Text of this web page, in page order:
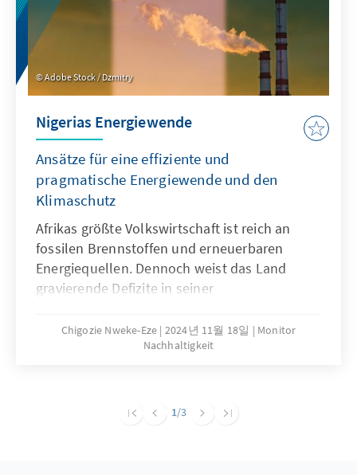
Adobe Stock / Dzmitry
Nigerias Energiewende
Ansätze für eine effiziente und
pragmatische Energiewende und den
Klimaschutz
Afrikas größte Volkswirtschaft ist reich an
fossilen Brennstoffen und erneuerbaren
Energiequellen. Dennoch weist das Land
gravierende Defizite in seiner
Wirtschaftswachstum und seine
Industrialisierung hemmen. Für einen
Kombination aus politischen,
Chigozie Nweke-Eze 2024년 11월 18일
Monitor
Nachhaltigkeit
1/3